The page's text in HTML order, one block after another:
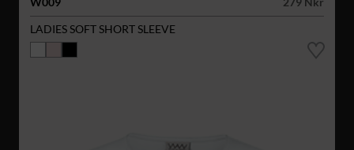
LADIES SOFT SHORT SLEEVE